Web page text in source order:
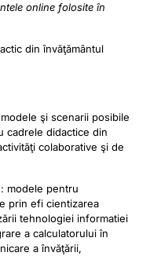
online folosite în
din învăţământul
şi scenarii posibile
cadrele didactice din
colaborative şi de
modele pentru
prin efi cientizarea
tehnologiei informatiei
a calculatorului în
a învăţării,